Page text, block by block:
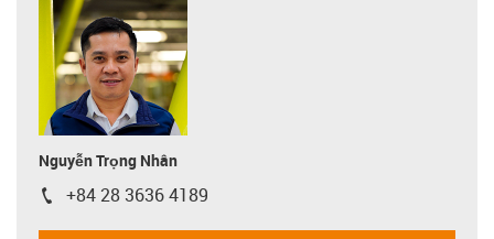
Nguyễn Trọng Nhân
igus-icon-phone
+84 28 3636 4189